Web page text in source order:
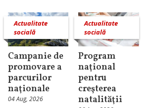
Actualitate
socială
Campanie de
promovare a
parcurilor
naţionale
04 Aug, 2026
Actualitate
socială
Program
naţional
pentru
creşterea
natalităţii